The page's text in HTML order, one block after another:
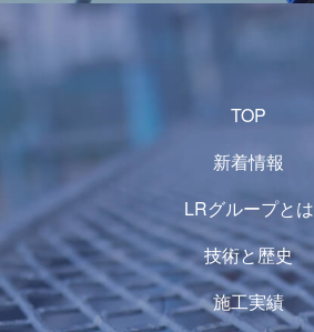
TOP
新着情報
LRグループとは
技術と歴史
施工実績